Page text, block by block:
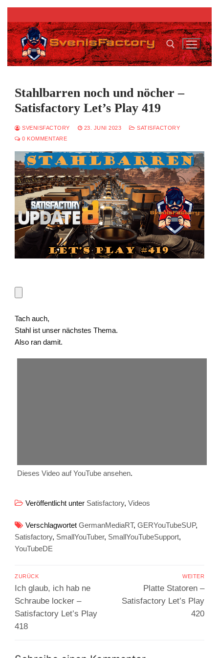
Zum
Inhalt
springen
Stahlbarren noch und nöcher –
Satisfactory Let’s Play 419
SVENISFACTORY 23. JUNI 2023
SATISFACTORY
0 KOMMENTARE
Tach auch,
Stahl ist unser nächstes Thema.
Also ran damit.
Dieses Video auf YouTube ansehen.
Veröffentlicht unter Satisfactory, Videos
Verschlagwortet GermanMediaRT, GERYouTubeSUP,
Satisfactory, SmallYouTuber, SmallYouTubeSupport,
YouTubeDE
Beitragsnavigation
ZURÜCK
Vorheriger
Beitrag:
Ich glaub, ich hab ne
Schraube locker –
Satisfactory Let’s Play
418
WEITER
Nächster
Beitrag:
Platte Statoren –
Satisfactory Let’s Play
420